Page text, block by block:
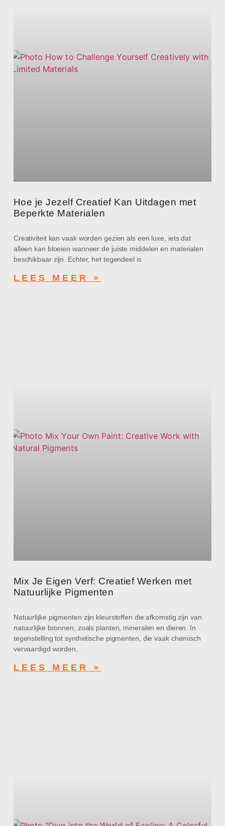
Hoe je Jezelf Creatief Kan Uitdagen met
Beperkte Materialen
Creativiteit kan vaak worden gezien als een luxe, iets dat
alleen kan bloeien wanneer de juiste middelen en materialen
beschikbaar zijn. Echter, het tegendeel is
LEES MEER »
Mix Je Eigen Verf: Creatief Werken met
Natuurlijke Pigmenten
Natuurlijke pigmenten zijn kleurstoffen die afkomstig zijn van
natuurlijke bronnen, zoals planten, mineralen en dieren. In
tegenstelling tot synthetische pigmenten, die vaak chemisch
vervaardigd worden,
LEES MEER »